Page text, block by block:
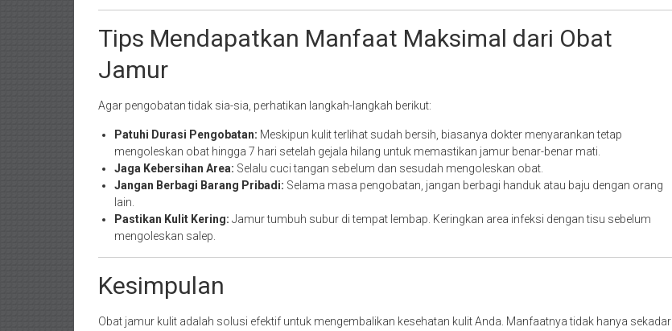
Tips Mendapatkan Manfaat Maksimal dari Obat
Jamur
Agar pengobatan tidak sia-sia, perhatikan langkah-langkah berikut:
Patuhi Durasi Pengobatan: Meskipun kulit terlihat sudah bersih, biasanya dokter menyarankan tetap
mengoleskan obat hingga 7 hari setelah gejala hilang untuk memastikan jamur benar-benar mati.
Jaga Kebersihan Area: Selalu cuci tangan sebelum dan sesudah mengoleskan obat.
Jangan Berbagi Barang Pribadi: Selama masa pengobatan, jangan berbagi handuk atau baju dengan orang
lain.
Pastikan Kulit Kering: Jamur tumbuh subur di tempat lembap. Keringkan area infeksi dengan tisu sebelum
mengoleskan salep.
Kesimpulan
Obat jamur kulit adalah solusi efektif untuk mengembalikan kesehatan kulit Anda. Manfaatnya tidak hanya sekadar